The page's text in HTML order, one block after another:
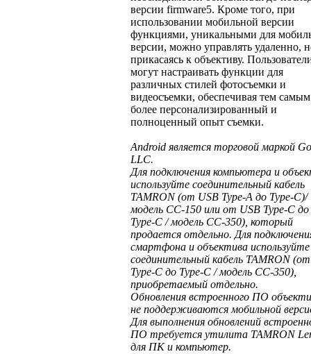
версии firmware5. Кроме того, при
использовании мобильной версии
функциями, уникальными для
версии, можно управлять удаленно,
прикасаясь к объективу.
могут настраивать функции для
различных стилей фотосъемки и
видеосъемки, обеспечивая тем самым
более персонализированный и
полноценный опыт съемки.
Android является торговой маркой
LLC.
Для подключения компьютера и
используйте соединительный кабель
TAMRON (от USB Type-A до Type-C)/
модель CC-150 или от USB Type-C до
Type-C / модель CC-350), который
продается отдельно. Для
смартфона и объектива используйте
соединительный кабель TAMRON
Type-C до Type-C / модель CC-350),
приобретаемый отдельно.
Обновления встроенного ПО
не поддерживаются мобильной
Для выполнения обновлений
ПО требуется утилита TAMRON
для ПК и компьютер.